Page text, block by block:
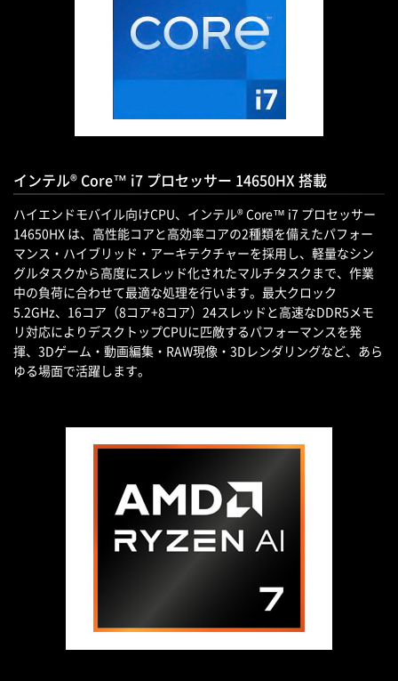
インテル® Core™ i7 プロセッサー 14650HX 搭載
ハイエンドモバイル向けCPU、インテル® Core™ i7 プロセッサー
14650HX は、高性能コアと高効率コアの2種類を備えたパフォー
マンス・ハイブリッド・アーキテクチャーを採用し、軽量なシン
グルタスクから高度にスレッド化されたマルチタスクまで、作業
中の負荷に合わせて最適な処理を行います。最大クロック
5.2GHz、16コア（8コア+8コア）24スレッドと高速なDDR5メモ
リ対応によりデスクトップCPUに匹敵するパフォーマンスを発
揮、3Dゲーム・動画編集・RAW現像・3Dレンダリングなど、あら
ゆる場面で活躍します。